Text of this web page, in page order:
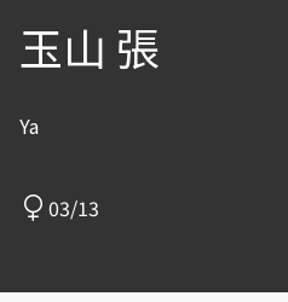
玉山 張
Ya
03/13